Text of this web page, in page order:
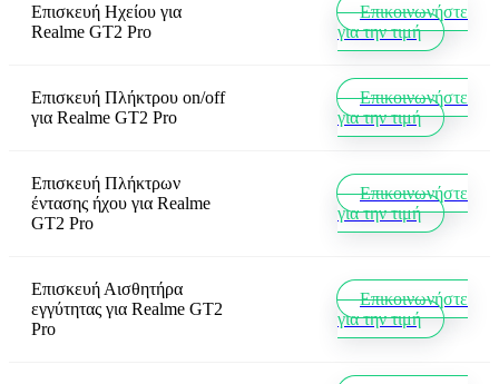
Επισκευή Ηχείου για
Realme GT2 Pro
Επικοινωνήστε
για την τιμή
Επισκευή Πλήκτρου on/off
για Realme GT2 Pro
Επικοινωνήστε
για την τιμή
Επισκευή Πλήκτρων
έντασης ήχου για Realme
GT2 Pro
Επικοινωνήστε
για την τιμή
Επισκευή Αισθητήρα
εγγύτητας για Realme GT2
Pro
Επικοινωνήστε
για την τιμή